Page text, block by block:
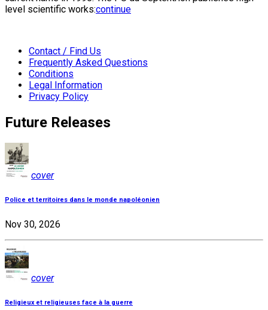
level scientific works:continue
Contact / Find Us
Frequently Asked Questions
Conditions
Legal Information
Privacy Policy
Future Releases
cover
Police et territoires dans le monde napoléonien
Nov 30, 2026
cover
Religieux et religieuses face à la guerre